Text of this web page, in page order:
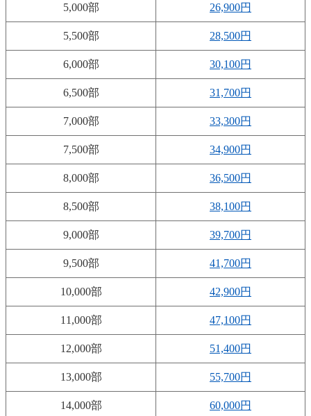
5,000部 26,900円
5,500部 28,500円
6,000部 30,100円
6,500部 31,700円
7,000部 33,300円
7,500部 34,900円
8,000部 36,500円
8,500部 38,100円
9,000部 39,700円
9,500部 41,700円
10,000部 42,900円
11,000部 47,100円
12,000部 51,400円
13,000部 55,700円
14,000部 60,000円